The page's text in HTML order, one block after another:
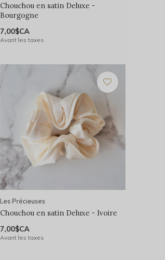
Chouchou en satin Deluxe -
Bourgogne
7,00$CA
Avant les taxes
Les Précieuses
Chouchou en satin Deluxe - Ivoire
7,00$CA
Avant les taxes